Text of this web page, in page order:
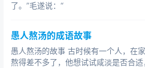
了。”毛遂说：“
愚人熬汤的成语故事
愚人熬汤的故事 古时候有一个人，在家
熬得差不多了，他想试试咸淡是否合